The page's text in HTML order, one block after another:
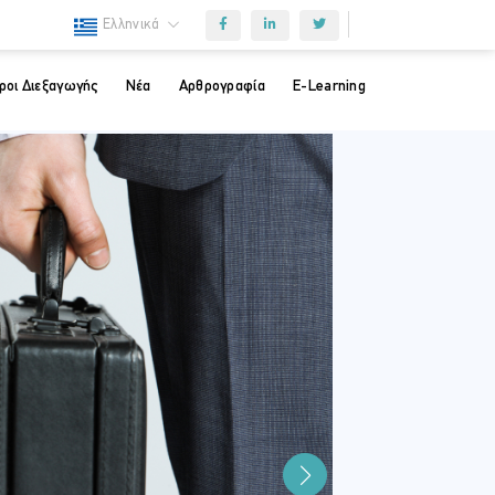
Ελληνικά
Διεξαγωγής Νέα Αρθρογραφία E-Learning